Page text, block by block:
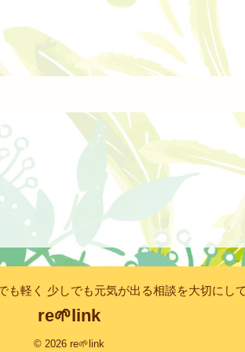
も軽く 少しでも元気が出る相談を大切にし
re🌱link
© 2026 re🌱link